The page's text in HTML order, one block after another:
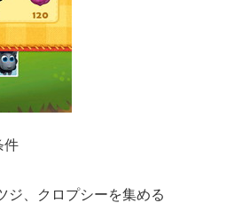
件
ジ、クロプシーを集める